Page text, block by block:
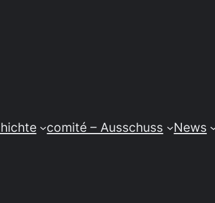
comité – Ausschuss News